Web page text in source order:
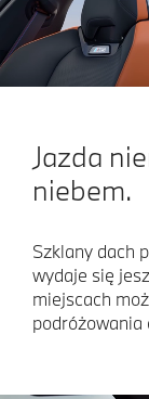
Jazda
niebem.
Szklany dach
wydaje się
miejscach
podróżowania